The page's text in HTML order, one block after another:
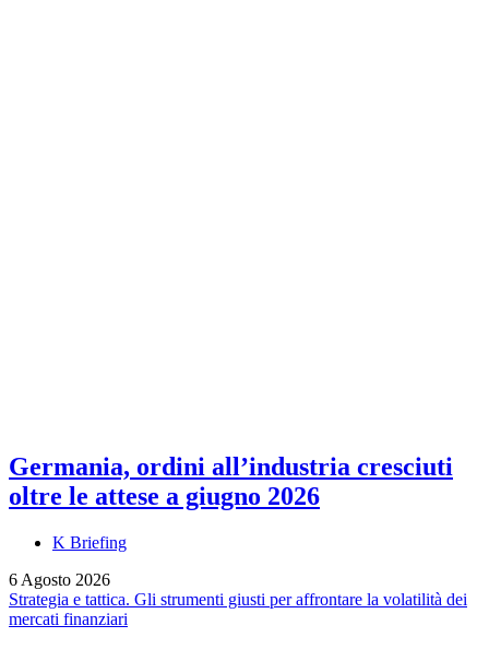
Germania, ordini all’industria cresciuti
oltre le attese a giugno 2026
K Briefing
6 Agosto 2026
Strategia e tattica. Gli strumenti giusti per affrontare la volatilità dei
mercati finanziari